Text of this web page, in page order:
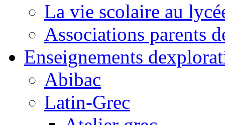
La vie scolaire au
Associations parents
Enseignements
Abibac
Latin-Grec